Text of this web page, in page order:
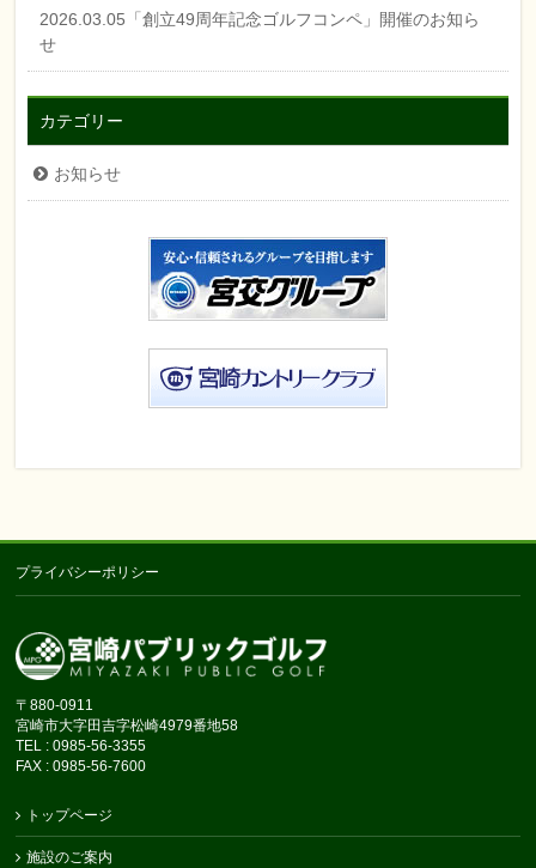
2026.03.05「創立49周年記念ゴルフコンペ」開催のお知ら
せ
カテゴリー
お知らせ
プライバシーポリシー
〒880-0911
宮崎市大字田吉字松崎4979番地58
TEL : 0985-56-3355
FAX : 0985-56-7600
トップページ
施設のご案内